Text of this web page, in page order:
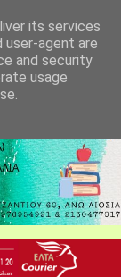
its services
user-agent are
and security
usage